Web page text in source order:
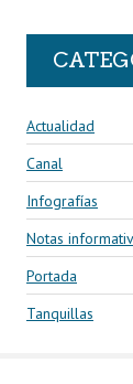
Actualidad
Canal
Infografías
Notas
Portada
Tanquillas